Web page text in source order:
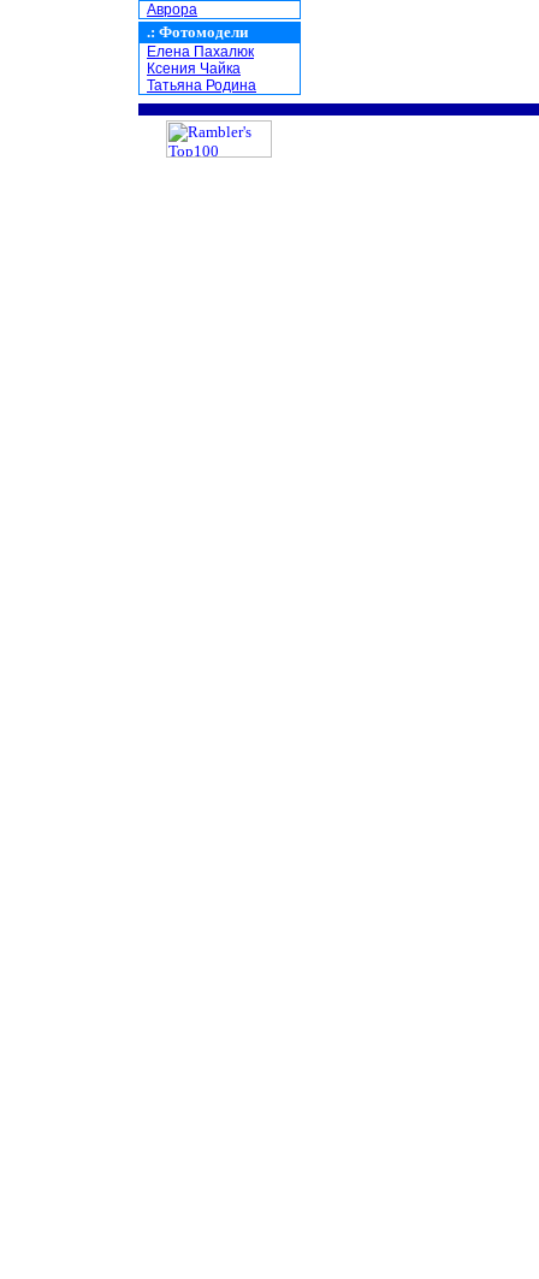
Аврора
.: Фотомодели
Елена Пахалюк
Ксения Чайка
Татьяна Родина